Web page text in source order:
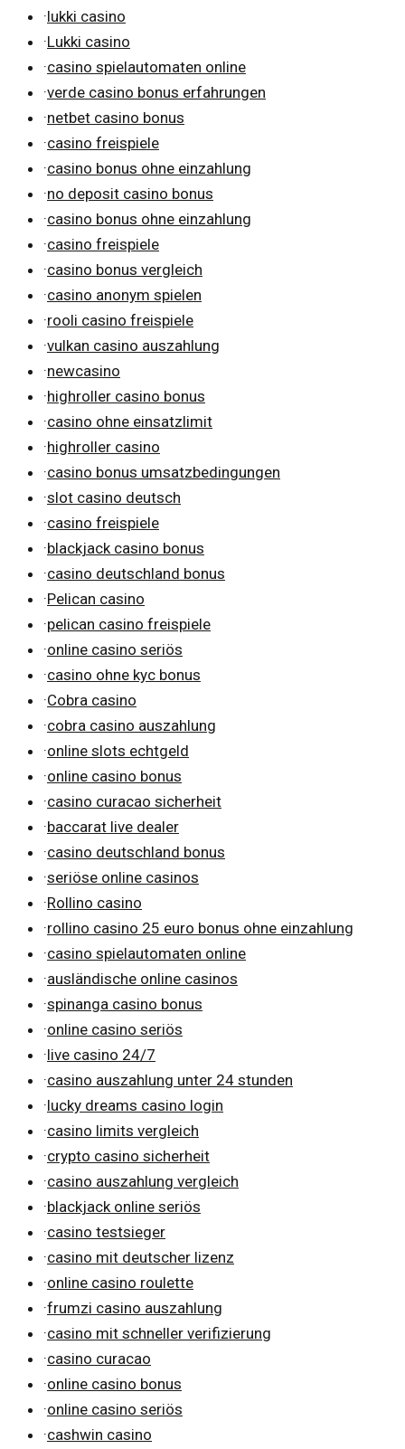
·lukki casino
·Lukki casino
·casino spielautomaten online
·verde casino bonus erfahrungen
·netbet casino bonus
·casino freispiele
·casino bonus ohne einzahlung
·no deposit casino bonus
·casino bonus ohne einzahlung
·casino freispiele
·casino bonus vergleich
·casino anonym spielen
·rooli casino freispiele
·vulkan casino auszahlung
·newcasino
·highroller casino bonus
·casino ohne einsatzlimit
·highroller casino
·casino bonus umsatzbedingungen
·slot casino deutsch
·casino freispiele
·blackjack casino bonus
·casino deutschland bonus
·Pelican casino
·pelican casino freispiele
·online casino seriös
·casino ohne kyc bonus
·Cobra casino
·cobra casino auszahlung
·online slots echtgeld
·online casino bonus
·casino curacao sicherheit
·baccarat live dealer
·casino deutschland bonus
·seriöse online casinos
·Rollino casino
·rollino casino 25 euro bonus ohne einzahlung
·casino spielautomaten online
·ausländische online casinos
·spinanga casino bonus
·online casino seriös
·live casino 24/7
·casino auszahlung unter 24 stunden
·lucky dreams casino login
·casino limits vergleich
·crypto casino sicherheit
·casino auszahlung vergleich
·blackjack online seriös
·casino testsieger
·casino mit deutscher lizenz
·online casino roulette
·frumzi casino auszahlung
·casino mit schneller verifizierung
·casino curacao
·online casino bonus
·online casino seriös
·cashwin casino